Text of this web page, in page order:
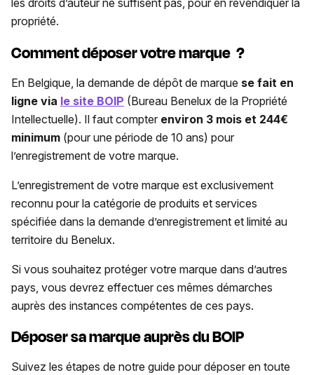
propriété.
Comment déposer votre marque ?
En Belgique, la demande de dépôt de marque se fait en
ligne via le site BOIP (Bureau Benelux de la Propriété
Intellectuelle). Il faut compter environ 3 mois et 244€
minimum (pour une période de 10 ans) pour
l’enregistrement de votre marque.
L’enregistrement de votre marque est exclusivement
reconnu pour la catégorie de produits et services
spécifiée dans la demande d’enregistrement et limité au
territoire du Benelux.
Si vous souhaitez protéger votre marque dans d’autres
pays, vous devrez effectuer ces mêmes démarches
auprès des instances compétentes de ces pays.
Déposer sa marque auprès du BOIP
Suivez les étapes de notre guide pour déposer en toute